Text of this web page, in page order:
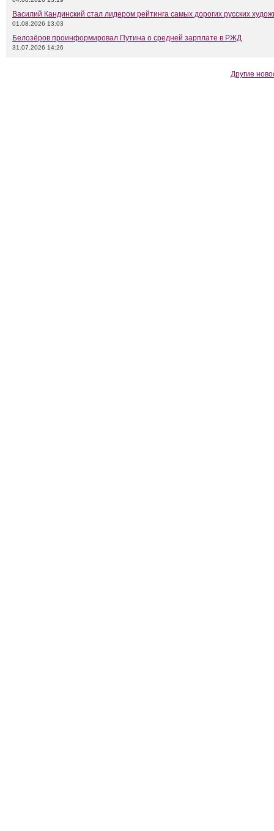
Василий Кандинский стал лидером рейтинга самых дорогих русских
01.08.2026 13:03
Белозёров проинформировал Путина о средней зарплате в РЖД
31.07.2026 14:26
Другие